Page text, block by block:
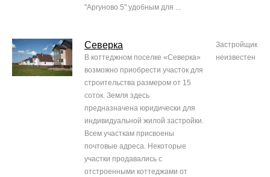
"Аргуново 5" удобным для ...
Северка
В коттеджном поселке «Северка»
возможно приобрести участок для
строительства размером от 15
соток. Земля здесь
предназначена юридически для
индивидуальной жилой застройки.
Всем участкам присвоены
почтовые адреса. Некоторые
участки продавались с
отстроенными коттеджами от
Застройщик
неизвестен